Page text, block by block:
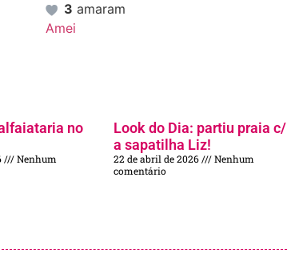
3 amaram
Amei
no
Nenhum
Look do Dia: partiu praia c/
a sapatilha Liz!
22 de abril de 2026
Nenhum
comentário